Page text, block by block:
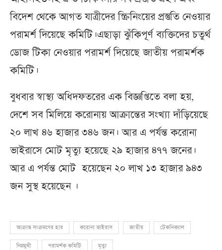
বিদেশ থেকে আগত যাত্রীদের স্ক্রিনিংয়ের প্রস্তুতি নেওয়ার
পরামর্শ দিয়েছে কমিটি।এছাড়া ঝুঁকিপূর্ণ ব্যক্তিদের চতুর্থ
ডোজ টিকা নেওয়ার পরামর্শ দিয়েছে জাতীয় পরামর্শক
কমিটি।
বুধবার স্বাস্থ্য অধিদফতরের এক বিজ্ঞপ্তিতে বলা হয়,
দেশে সব মিলিয়ে করোনায় আক্রান্তের সংখ্যা দাঁড়িয়েছে
২০ লাখ ৪৬ হাজার ৩৪৬ জন। আর এ পর্যন্ত করোনা
ভাইরাসে মোট মৃত্যু হয়েছে ২৯ হাজার ৪৭৭ জনের।
আর এ পর্যন্ত মোট হয়েছেন ২০ লাখ ১৩ হাজার ৯৪৩
জন সুস্থ হয়েছেন ।
আক্রান্ত সংক্রমণের হার করোনা ভাইরাস জাতীয় টেকনিক্যাল
নিম্নমুখী পরামর্শক কমিটি মৃত্যু